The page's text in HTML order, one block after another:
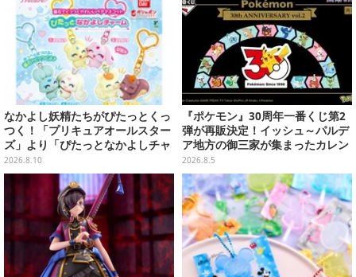
なかよし妖精たちがぴたっとくっ
つく！「プリキュアオールスター
ズ」より「ぴたっとなかよしチャ
ーム」が8月発売
2026.8.10
『ポケモン』30周年一番くじ第2
弾が再販決定！イッシュ～パルデ
ア地方の御三家が集まったカレン
ダー、ぬいぐるみなど記念グッズ
盛りだくさん
2026.8.5